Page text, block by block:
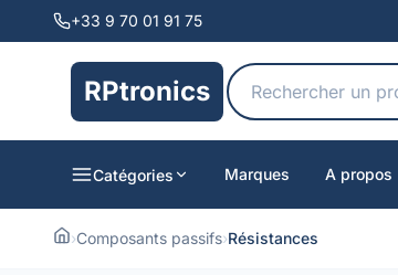
+33 9 70 01 91 75
RPtronics
Catégories Marques A propos
›Composants passifs›Résistances